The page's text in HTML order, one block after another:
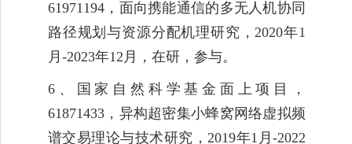
61971194 ，面向携能通信的多无人机协同
路径规划与资源分配机理研究，2020年1
月 -2023年12 月，在研，参与。
6 、国家自然科学基金面上项目，
61871433 ，异构超密集小蜂窝网络虚拟频
谱交易理论与技术研究，2019年1 月-2022